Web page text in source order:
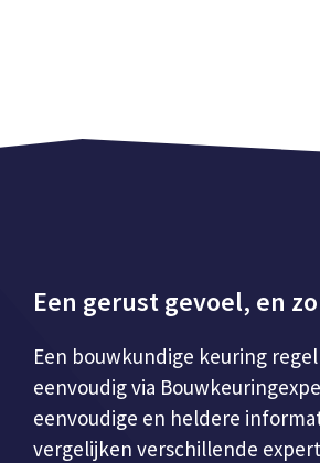
Een gerust gevoel, en
Een bouwkundige keuring
eenvoudig via
eenvoudige en heldere
vergelijken verschillende